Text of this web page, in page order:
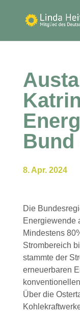
Bund
8. Apr. 2024
Die
Energiewende
Mindestens
Strombereich
stammte der
erneuerbaren
Über die